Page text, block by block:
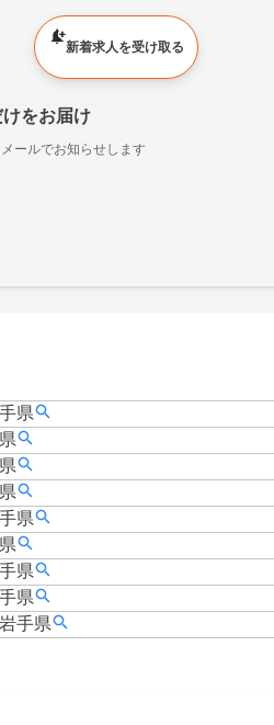
新着求人を受け取る
をお届け
ールでお知らせします
県
県
県
県
岩手県